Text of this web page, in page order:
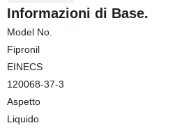
Informazioni di Base.
Model No.
Fipronil
EINECS
120068-37-3
Aspetto
Liquido